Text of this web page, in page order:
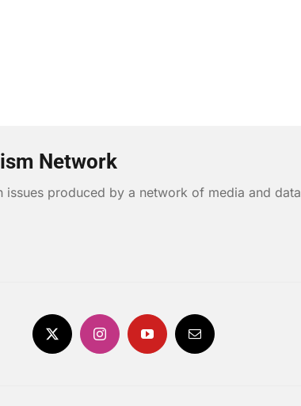
Network
produced by a network of media and data